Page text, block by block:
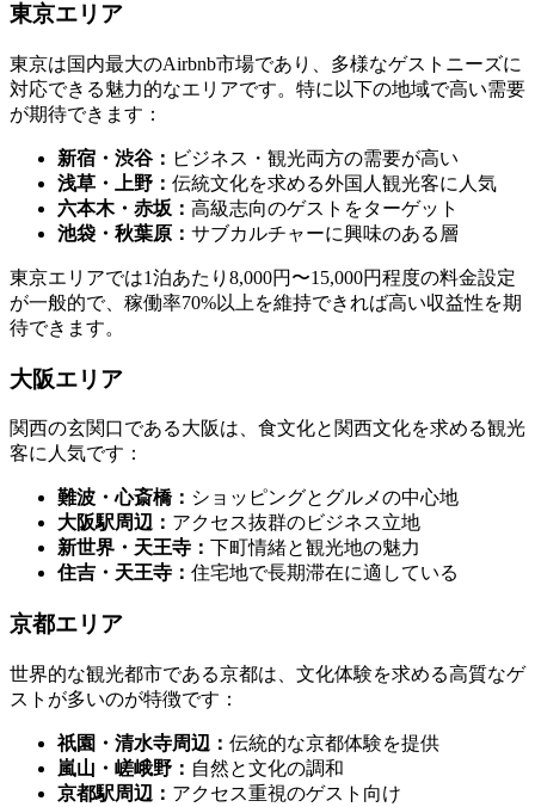
東京エリア
東京は国内最大のAirbnb市場であり、多様なゲストニーズに
対応できる魅力的なエリアです。特に以下の地域で高い需要
が期待できます：
新宿・渋谷： ビジネス・観光両方の需要が高い
浅草・上野： 伝統文化を求める外国人観光客に人気
六本木・赤坂： 高級志向のゲストをターゲット
池袋・秋葉原： サブカルチャーに興味のある層
東京エリアでは1泊あたり8,000円〜15,000円程度の料金設定
が一般的で、稼働率70%以上を維持できれば高い収益性を期
待できます。
大阪エリア
関西の玄関口である大阪は、食文化と関西文化を求める観光
客に人気です：
難波・心斎橋： ショッピングとグルメの中心地
大阪駅周辺： アクセス抜群のビジネス立地
新世界・天王寺： 下町情緒と観光地の魅力
住吉・天王寺： 住宅地で長期滞在に適している
京都エリア
世界的な観光都市である京都は、文化体験を求める高質なゲ
ストが多いのが特徴です：
祇園・清水寺周辺： 伝統的な京都体験を提供
嵐山・嵯峨野： 自然と文化の調和
京都駅周辺： アクセス重視のゲスト向け